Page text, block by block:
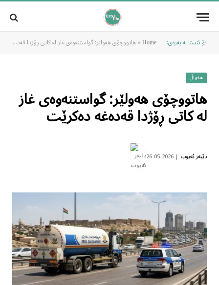
تۆ ئێستا لە پەرەی: Home
»هاتووچۆی هەولێر: گواستنەوەی غاز لە کاتی ڕۆژدا قەدەغە دەکرێت
هەواڵ
هاتووچۆی هەولێر: گواستنەوەی غاز
لە کاتی ڕۆژدا قەدەغە دەکرێت
دێبەر ئەیوب 2026-05-26